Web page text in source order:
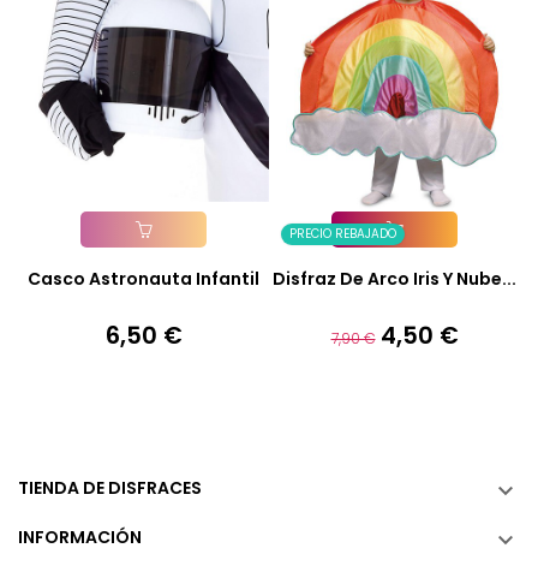
Añadir A La Cesta
Casco Astronauta Infantil
Precio
6,50 €
PRECIO REBAJADO
Añadir A La Cesta
Disfraz De Arco Iris Y Nube...
Precio
7,90 € Precio
4,50 €
TIENDA DE DISFRACES 
INFORMACIÓN 